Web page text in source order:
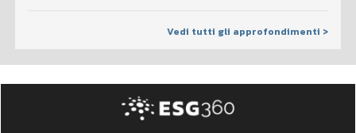
Vedi tutti gli approfondimenti >